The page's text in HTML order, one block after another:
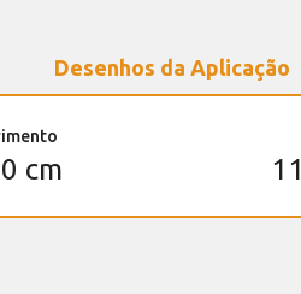
Desenhos da Aplicação
cm